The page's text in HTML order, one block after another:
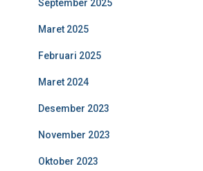
September 2025
Maret 2025
Februari 2025
Maret 2024
Desember 2023
November 2023
Oktober 2023